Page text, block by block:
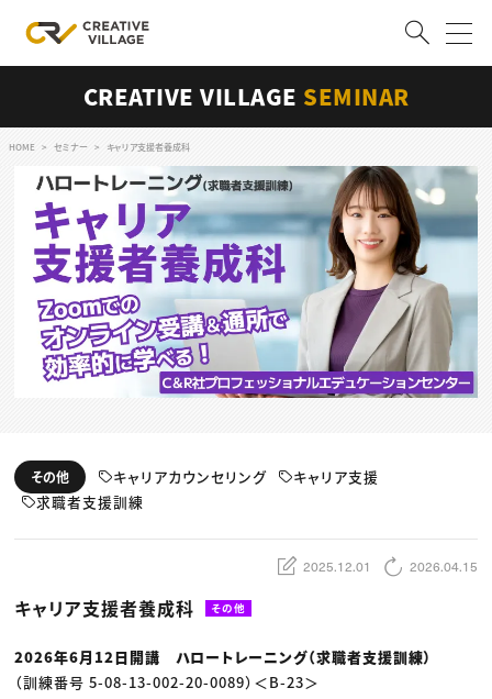
ログイン
RECRUIT
クリエイター求人を探す
CREATIVE JOB求人検索
特集求人
採用説明会
転職支援サービス
CONTENTS
デザイン
プログラミング
動画配信・映像制作
編集・ライティング
マーケティング
TOP Creator’s コラム
TOP Creator’s コラム トップ
Webクリエイター
アプリクリエイター
クリエイターインタビュー
C＆R Magazine
ニュース・トレンド トップ
映像
ゲーム・エンタメ
広告
CREATIVE VILLAGE SEMINAR
HOME セミナー キャリア支援者養成科
その他 キャリアカウンセリング
キャリア支援
求職者支援訓練
2025.12.01 2026.04.15
キャリア支援者養成科 その他
2026年6月12日開講 ハロートレーニング（求職者支援訓練）
（訓練番号 5-08-13-002-20-0089）＜B-23＞